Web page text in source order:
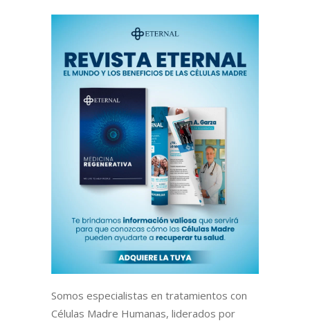
Somos especialistas en tratamientos con
Células Madre Humanas, liderados por